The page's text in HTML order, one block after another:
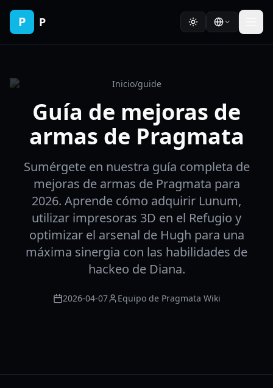
P P
Inicio/guide
Guía de mejoras de
armas de Pragmata
Sumérgete en nuestra guía completa de
mejoras de armas de Pragmata para
2026. Aprende cómo adquirir Lunum,
utilizar impresoras 3D en el Refugio y
optimizar el arsenal de Hugh para una
máxima sinergia con las habilidades de
hackeo de Diana.
2026-04-07 Equipo de Pragmata Wiki